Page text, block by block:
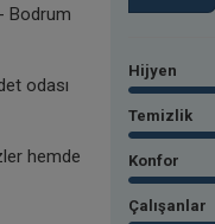
Bodrum
odası
hemde
Hijyen
Temizlik
Konfor
Çalışanlar